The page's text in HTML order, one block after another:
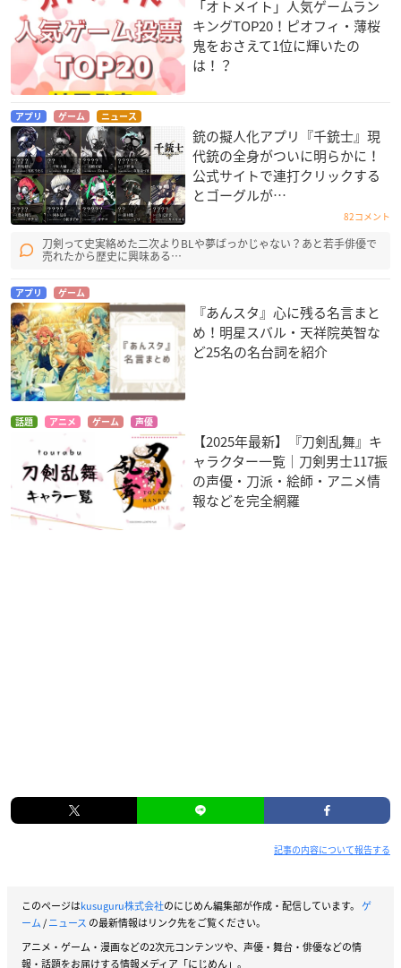
「オトメイト」人気ゲームラン
キングTOP20！ピオフィ・薄桜
鬼をおさえて1位に輝いたの
は！？
アプリ ゲーム ニュース
銃の擬人化アプリ『千銃士』現
代銃の全身がついに明らかに！
公式サイトで連打クリックする
とゴーグルが…
82コメント
刀剣って史実絡めた二次よりBLや夢ばっかじゃない？あと若手俳優で
売れたから歴史に興味ある…
アプリ ゲーム
『あんスタ』心に残る名言まと
め！明星スバル・天祥院英智な
ど25名の名台詞を紹介
話題 アニメ ゲーム 声優
【2025年最新】『刀剣乱舞』キ
ャラクター一覧｜刀剣男士117振
の声優・刀派・絵師・アニメ情
報などを完全網羅
記事の内容について報告する
このページはkusuguru株式会社のにじめん編集部が作成・配信しています。 ゲ
ーム/ニュース の最新情報はリンク先をご覧ください。
アニメ・ゲーム・漫画などの2次元コンテンツや、声優・舞台・俳優などの情
報・話題をお届けする情報メディア「にじめん」。